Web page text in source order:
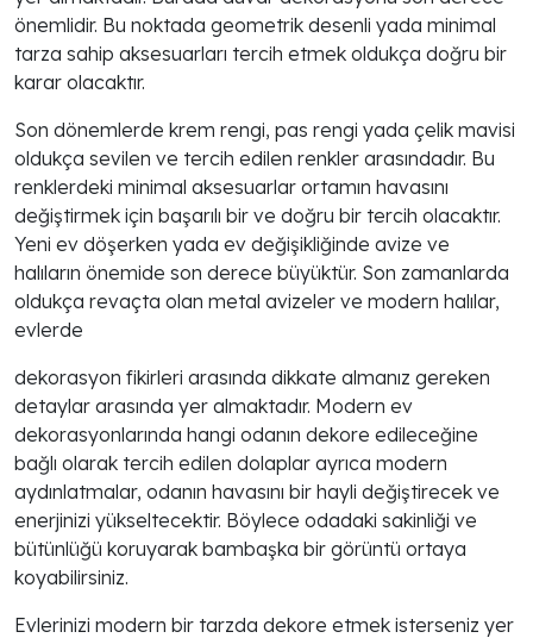
önemlidir. Bu noktada geometrik desenli yada minimal
tarza sahip aksesuarları tercih etmek oldukça doğru bir
karar olacaktır.
Son dönemlerde krem rengi, pas rengi yada çelik mavisi
oldukça sevilen ve tercih edilen renkler arasındadır. Bu
renklerdeki minimal aksesuarlar ortamın havasını
değiştirmek için başarılı bir ve doğru bir tercih olacaktır.
Yeni ev döşerken yada ev değişikliğinde avize ve
halıların önemide son derece büyüktür. Son zamanlarda
oldukça revaçta olan metal avizeler ve modern halılar,
evlerde
dekorasyon fikirleri arasında dikkate almanız gereken
detaylar arasında yer almaktadır. Modern ev
dekorasyonlarında hangi odanın dekore edileceğine
bağlı olarak tercih edilen dolaplar ayrıca modern
aydınlatmalar, odanın havasını bir hayli değiştirecek ve
enerjinizi yükseltecektir. Böylece odadaki sakinliği ve
bütünlüğü koruyarak bambaşka bir görüntü ortaya
koyabilirsiniz.
Evlerinizi modern bir tarzda dekore etmek isterseniz yer